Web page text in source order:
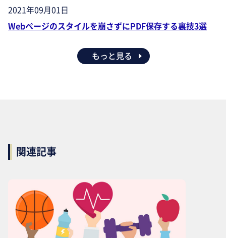
2021年09月01日
Webページのスタイルを崩さずにPDF保存する裏技3選
もっと見る
関連記事